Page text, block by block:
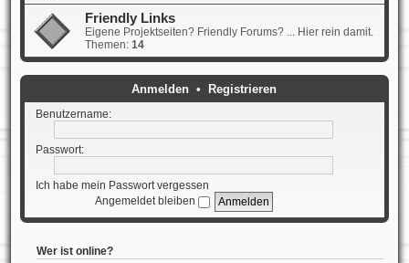
Friendly Links
Eigene Projektseiten? Friendly Forums? ... Hier rein damit.
Themen: 14
Anmelden • Registrieren
Benutzername:
Passwort:
Ich habe mein Passwort vergessen
Angemeldet bleiben
Wer ist online?